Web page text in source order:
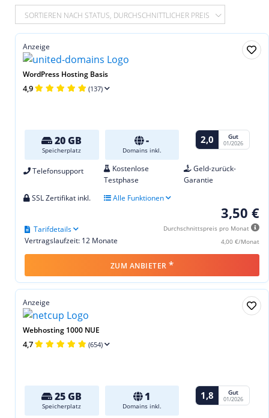
SORTIEREN NACH STATUS, DURCHSCHNITTLICHER PREIS
Anzeige
WordPress Hosting Basis
4,9 (137)
20 GB
Speicherplatz
-
Domains inkl.
2,0 Gut
01/2026
Telefonsupport
Kostenlose
Testphase
Geld-zurück-
Garantie
SSL Zertifikat inkl.
Alle Funktionen
3,50 €
Durchschnittspreis pro Monat
4,00 €/Monat
Vertragslaufzeit: 12 Monate
Tarifdetails
ZUM ANBIETER *
Anzeige
Webhosting 1000 NUE
4,7 (654)
25 GB
Speicherplatz
1
Domains inkl.
1,8 Gut
01/2026